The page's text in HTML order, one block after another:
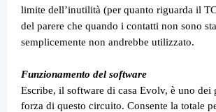
limite dell’inutilità (per quanto riguarda il
del parere che quando i contatti non sono
semplicemente non andrebbe utilizzato.
Funzionamento del software
Escribe, il software di casa Evolv, è uno dei
forza di questo circuito. Consente la totale